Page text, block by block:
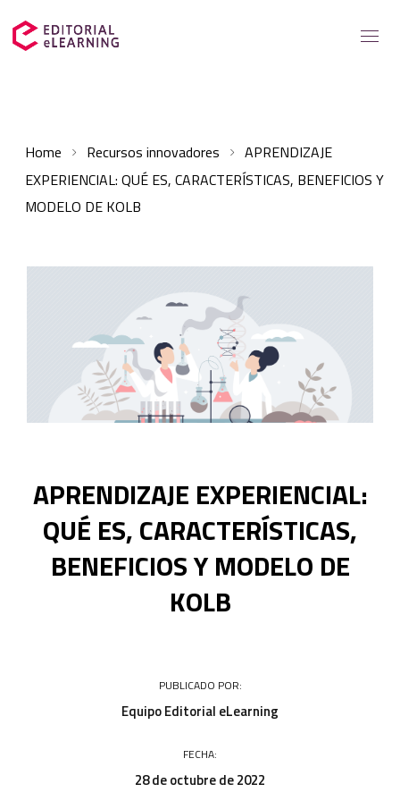
Soluciones para
Casos de éxito
Sobre nosotros
Contacto
Home Recursos innovadores
APRENDIZAJE
EXPERIENCIAL: QUÉ ES, CARACTERÍSTICAS, BENEFICIOS Y
MODELO DE KOLB
APRENDIZAJE EXPERIENCIAL:
QUÉ ES, CARACTERÍSTICAS,
BENEFICIOS Y MODELO DE
KOLB
PUBLICADO POR:
Equipo Editorial eLearning
FECHA:
28 de octubre de 2022